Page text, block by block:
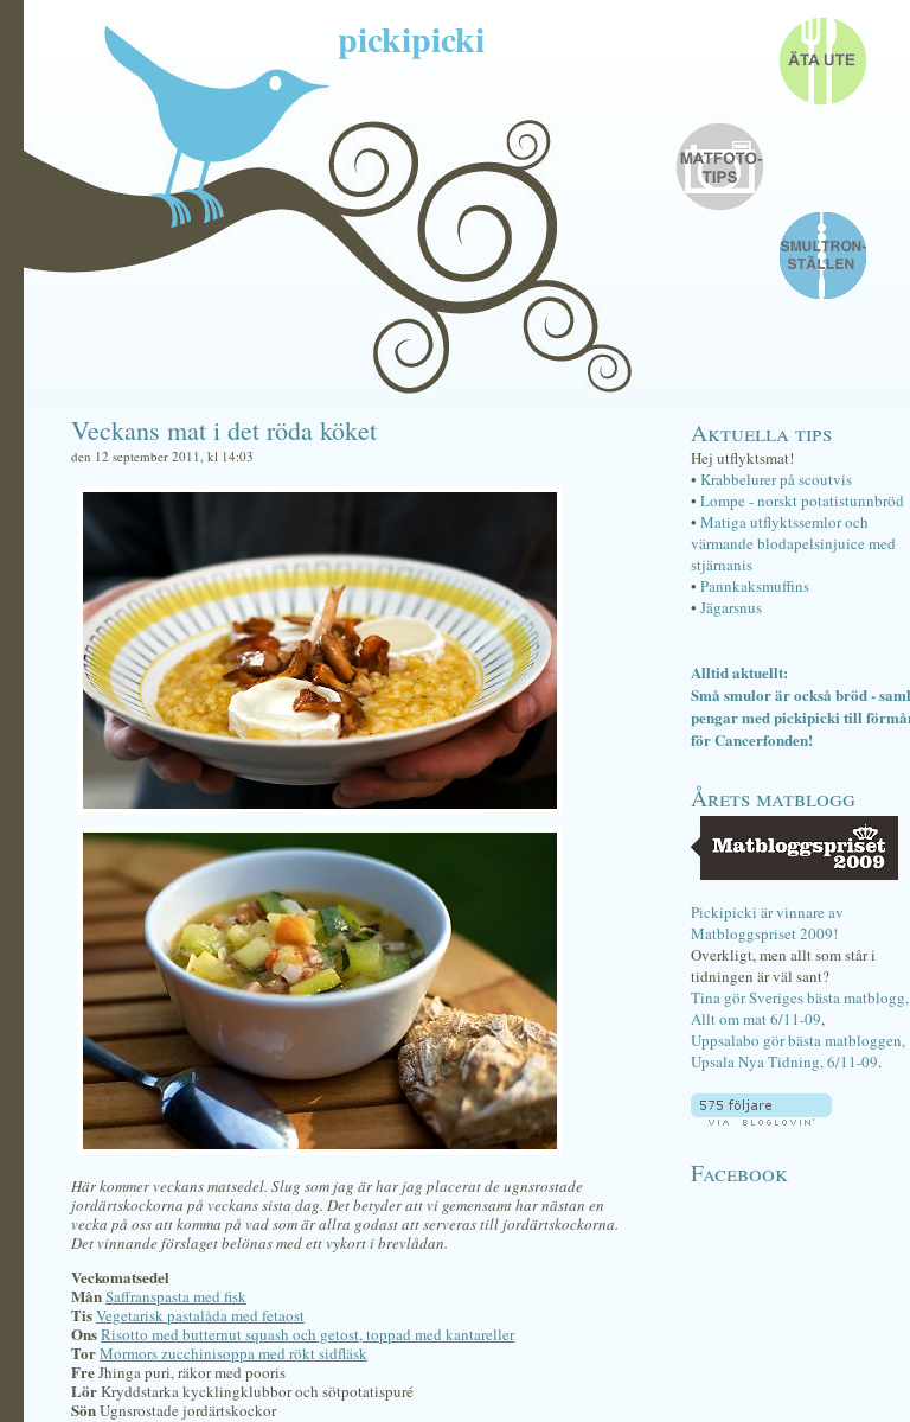
pickipicki
Veckans mat i det röda köket
den 12 september 2011, kl 14:03
Här kommer veckans matsedel. Slug som jag är har jag placerat de ugnsrostade
jordärtskockorna på veckans sista dag. Det betyder att vi gemensamt har nästan en
vecka på oss att komma på vad som är allra godast att serveras till jordärtskockorna.
Det vinnande förslaget belönas med ett vykort i brevlådan.
Veckomatsedel
MånSaffranspasta med fisk
TisVegetarisk pastalåda med fetaost
OnsRisotto med butternut squash och getost, toppad med kantareller
TorMormors zucchinisoppa med rökt sidfläsk
FreJhinga puri, räkor med pooris
LörKryddstarka kycklingklubbor och sötpotatispuré
SönUgnsrostade jordärtskockor
Aktuella tips
Hej utflyktsmat!
• Krabbelurer på scoutvis
• Lompe - norskt potatistunnbröd
• Matiga utflyktssemlor och
värmande blodapelsinjuice med
stjärnanis
• Pannkaksmuffins
• Jägarsnus
Alltid aktuellt:
Små smulor är också bröd -
pengar med pickipicki till
för Cancerfonden!
Årets matblogg
Pickipicki är vinnare av
Matbloggspriset 2009!
Overkligt, men allt som står i
tidningen är väl sant?
Tina gör Sveriges bästa matblogg,
Allt om mat 6/11-09,
Uppsalabo gör bästa matbloggen,
Upsala Nya Tidning, 6/11-09.
Facebook